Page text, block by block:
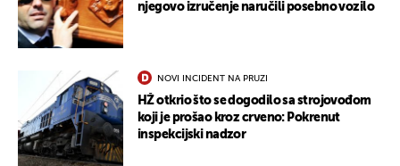
njegovo izručenje naručili posebno vozilo
NOVI INCIDENT NA PRUZI
HŽ otkrio što se dogodilo sa strojovođom
koji je prošao kroz crveno: Pokrenut
inspekcijski nadzor